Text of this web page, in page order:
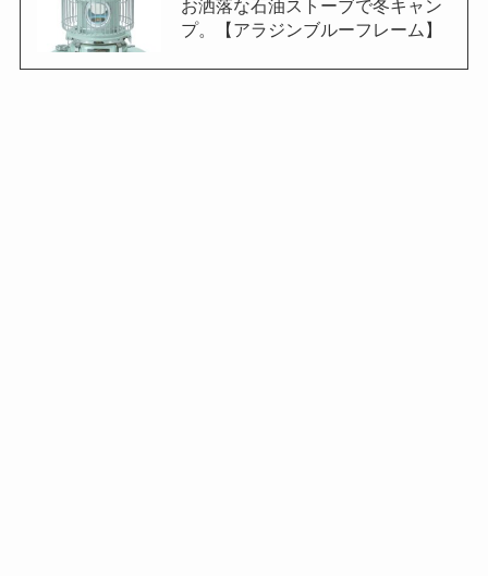
お洒落な石油ストーブで冬キャン
プ。【アラジンブルーフレーム】